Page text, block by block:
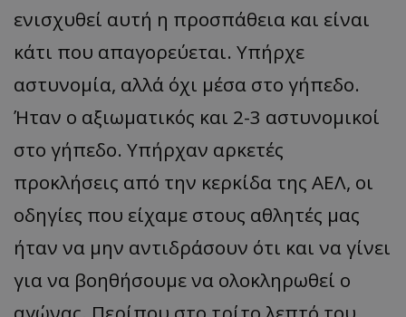
ενισχυθεί αυτή η προσπάθεια και είναι
κάτι που απαγορεύεται. Υπήρχε
αστυνομία, αλλά όχι μέσα στο γήπεδο.
Ήταν ο αξιωματικός και 2-3 αστυνομικοί
στο γήπεδο. Υπήρχαν αρκετές
προκλήσεις από την κερκίδα της ΑΕΛ, οι
οδηγίες που είχαμε στους αθλητές μας
ήταν να μην αντιδράσουν ότι και να γίνει
για να βοηθήσουμε να ολοκληρωθεί ο